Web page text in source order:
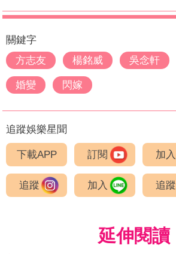
關鍵字
方志友
楊銘威 吳念軒
婚變 閃嫁
追蹤娛樂星聞
下載APP 訂閱 加入
追蹤 加入 追蹤
延伸閱讀